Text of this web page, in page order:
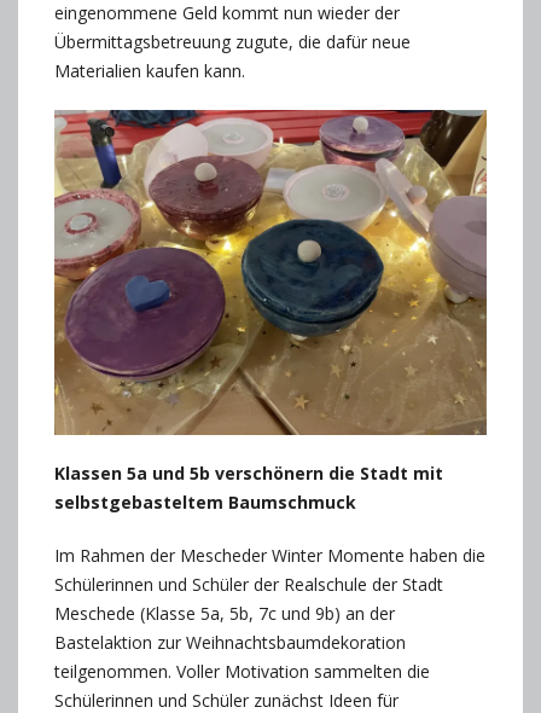
eingenommene Geld kommt nun wieder der
Übermittagsbetreuung zugute, die dafür neue
Materialien kaufen kann.
Klassen 5a und 5b verschönern die Stadt mit
selbstgebasteltem Baumschmuck
Im Rahmen der Mescheder Winter Momente haben die
Schülerinnen und Schüler der Realschule der Stadt
Meschede (Klasse 5a, 5b, 7c und 9b) an der
Bastelaktion zur Weihnachtsbaumdekoration
teilgenommen. Voller Motivation sammelten die
Schülerinnen und Schüler zunächst Ideen für